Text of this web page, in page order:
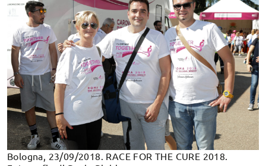
Bologna, 23/09/2018. RACE FOR THE CURE 2018.